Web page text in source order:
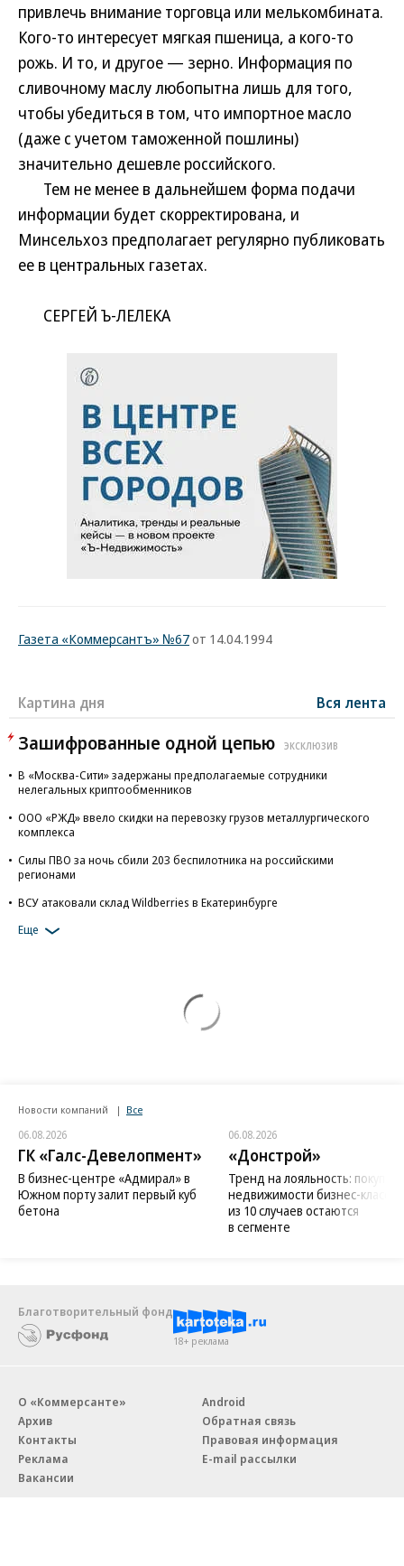
привлечь внимание торговца или мелькомбината.
Кого-то интересует мягкая пшеница, а кого-то
рожь. И то, и другое — зерно. Информация по
сливочному маслу любопытна лишь для того,
чтобы убедиться в том, что импортное масло
(даже с учетом таможенной пошлины)
значительно дешевле российского.
Тем не менее в дальнейшем форма подачи
информации будет скорректирована, и
Минсельхоз предполагает регулярно публиковать
ее в центральных газетах.
СЕРГЕЙ Ъ-ЛЕЛЕКА
Газета «Коммерсантъ» №67от 14.04.1994
Картина дня Вся лента
Зашифрованные одной цепью ЭКСКЛЮЗИВ
В «Москва-Сити» задержаны предполагаемые сотрудники
нелегальных криптообменников
ООО «РЖД» ввело скидки на перевозку грузов металлургического
комплекса
Силы ПВО за ночь сбили 203 беспилотника на российскими
регионами
ВСУ атаковали склад Wildberries в Екатеринбурге
Еще
Новости компаний Все
06.08.2026
ГК «Галс-Девелопмент»
В бизнес-центре «Адмирал» в
Южном порту залит первый куб
бетона
06.08.2026
«Донстрой»
Тренд на лояльность:
недвижимости бизнес-класса
из 10 случаев остаются
в сегменте
Благотворительный фонд
18+ реклама
О «Коммерсанте»
Архив
Контакты
Реклама
Вакансии
Android
Обратная связь
Правовая информация
E-mail рассылки